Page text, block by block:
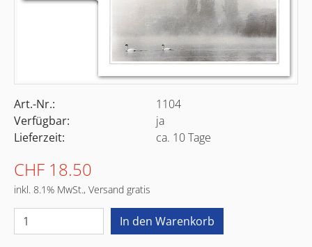
Art.-Nr.:
1104
Verfügbar:
ja
Lieferzeit:
ca. 10 Tage
CHF 18.50
inkl. 8.1% MwSt., Versand gratis